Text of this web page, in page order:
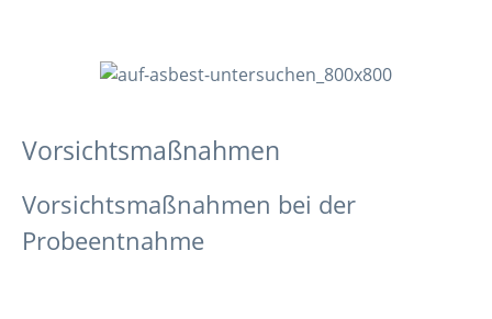
Vorsichtsmaßnahmen
Vorsichtsmaßnahmen bei der
Probeentnahme